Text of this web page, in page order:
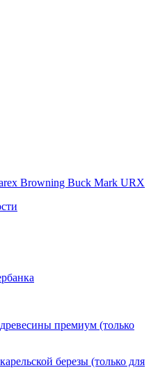
Browning Buck Mark URX
премиум (только
березы (только для